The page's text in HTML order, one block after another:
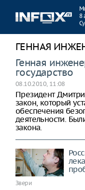
8
ГЕННАЯ
Генная
государство
08.10.2010, 11:08
Президент
закон, который
обеспечения
деятельности.
закона.
Звери